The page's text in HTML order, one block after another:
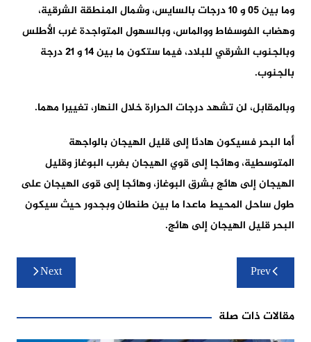
وما بين 05 و 10 درجات بالسايس، وشمال المنطقة الشرقية،
وهضاب الفوسفاط ووالماس، وبالسهول المتواجدة غرب الأطلس
وبالجنوب الشرقي للبلاد، فيما ستكون ما بين 14 و 21 درجة
بالجنوب.
وبالمقابل، لن تشهد درجات الحرارة خلال النهار، تغييرا مهما.
أما البحر فسيكون هادئا إلى قليل الهيجان بالواجهة
المتوسطية، وهائجا إلى قوي الهيجان بغرب البوغاز وقليل
الهيجان إلى هائج بشرق البوغاز، وهائجا إلى قوى الهيجان على
طول ساحل المحيط ماعدا ما بين طنطان وبجدور حيث سيكون
البحر قليل الهيجان إلى هائج.
تصفّح
المقالاتPrev
Next
مقالات ذات صلة